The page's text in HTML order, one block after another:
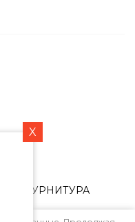
ФУРНИТУРА
X